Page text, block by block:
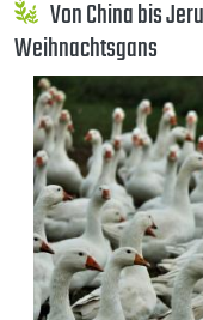
Von China bis
Weihnachtsgans